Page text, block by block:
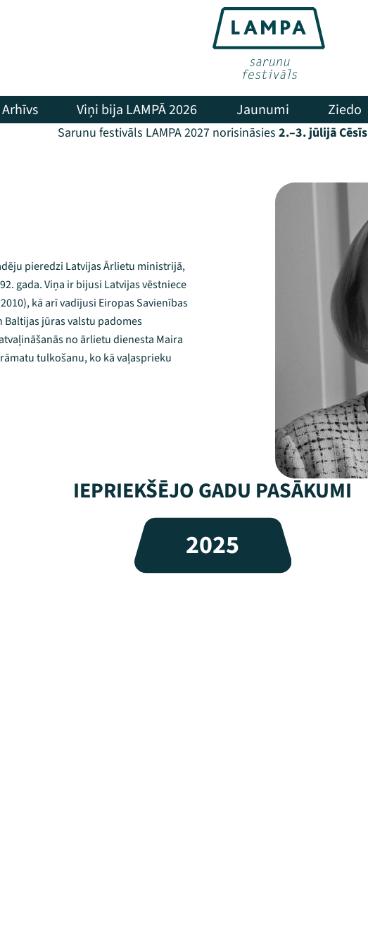
Arhīvs Viņi bija LAMPĀ 2026 Jaunumi Ziedo
Sarunu festivāls LAMPA 2027 norisināsies 2.–3. jūlijā Cēsīs
pieredzi Latvijas Ārlietu ministrijā,
gada. Viņa ir bijusi Latvijas vēstniece
kā arī vadījusi Eiropas Savienības
jūras valstu padomes
no ārlietu dienesta Maira
tulkošanu, ko kā vaļasprieku
IEPRIEKŠĒJO GADU PASĀKUMI
2025